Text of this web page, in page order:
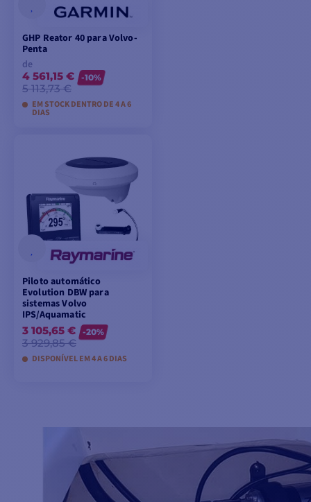
GHP Reator 40 para Volvo-
Penta
de
4 561,15 €
5 113,73 €
-10%
EM STOCK DENTRO DE 4 A 6
DIAS
Piloto automático
Evolution DBW para
sistemas Volvo
IPS/Aquamatic
3 105,65 €
3 929,85 €
-20%
DISPONÍVEL EM 4 A 6 DIAS